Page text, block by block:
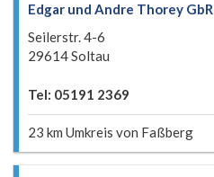
Edgar und Andre Thorey GbR
Seilerstr. 4-6
29614 Soltau
Tel: 05191 2369
23 km Umkreis von Faßberg